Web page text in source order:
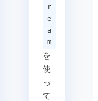
r
e
a
m
を
使
っ
て